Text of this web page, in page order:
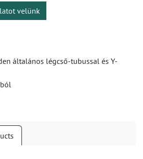
velünk
általános légcső-tubussal és Y-